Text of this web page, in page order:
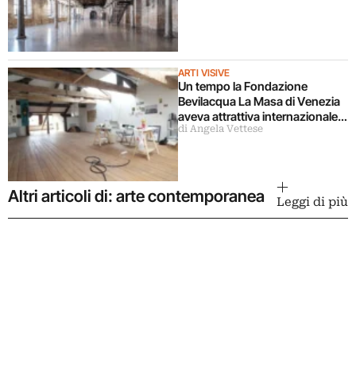
ARTI VISIVE
Un tempo la Fondazione
Bevilacqua La Masa di Venezia
aveva attrattiva internazionale.
E ora?
di Angela Vettese
Altri articoli di: arte contemporanea Leggi di più